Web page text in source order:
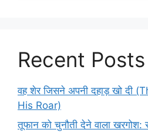
Recent Posts
वह शेर जिसने अपनी दहाड़ खो दी
His Roar)
तूफान को चुनौती देने वाला